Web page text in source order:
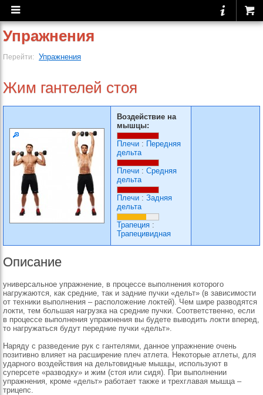
Упражнения
Перейти: Упражнения
Жим гантелей стоя
Воздействие на
мышцы:
Плечи : Передняя
дельта
Плечи : Средняя
дельта
Плечи : Задняя
дельта
Трапеция :
Трапецивидная
Описание
универсальное упражнение, в процессе выполнения которого
нагружаются, как средние, так и задние пучки «дельт» (в зависимости
от техники выполнения – расположение локтей). Чем шире разводятся
локти, тем большая нагрузка на средние пучки. Соответственно, если
в процессе выполнения упражнения вы будете выводить локти вперед,
то нагружаться будут передние пучки «дельт».
Наряду с разведение рук с гантелями, данное упражнение очень
позитивно влияет на расширение плеч атлета. Некоторые атлеты, для
ударного воздействия на дельтовидные мышцы, используют в
суперсете «разводку» и жим (стоя или сидя). При выполнении
упражнения, кроме «дельт» работает также и трехглавая мышца –
трицепс.